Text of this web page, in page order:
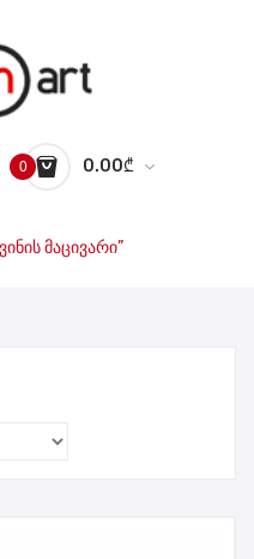
0 0.00₾
მაცივარი”